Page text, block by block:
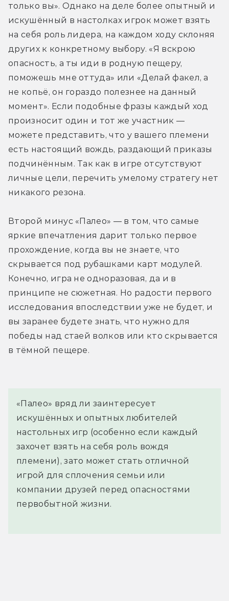
только вы». Однако на деле более опытный и
искушённый в настолках игрок может взять
на себя роль лидера, на каждом ходу склоняя
других к конкретному выбору. «Я вскрою
опасность, а ты иди в родную пещеру,
поможешь мне оттуда» или «Делай факел, а
не копьё, он гораздо полезнее на данный
момент». Если подобные фразы каждый ход
произносит один и тот же участник —
можете представить, что у вашего племени
есть настоящий вождь, раздающий приказы
подчинённым. Так как в игре отсутствуют
личные цели, перечить умелому стратегу нет
никакого резона.
Второй минус «Палео» — в том, что самые
яркие впечатления дарит только первое
прохождение, когда вы не знаете, что
скрывается под рубашками карт модулей.
Конечно, игра не одноразовая, да и в
принципе не сюжетная. Но радости первого
исследования впоследствии уже не будет, и
вы заранее будете знать, что нужно для
победы над стаей волков или кто скрывается
в тёмной пещере.
«Палео» вряд ли заинтересует
искушённых и опытных любителей
настольных игр (особенно если каждый
захочет взять на себя роль вождя
племени), зато может стать отличной
игрой для сплочения семьи или
компании друзей перед опасностями
первобытной жизни.